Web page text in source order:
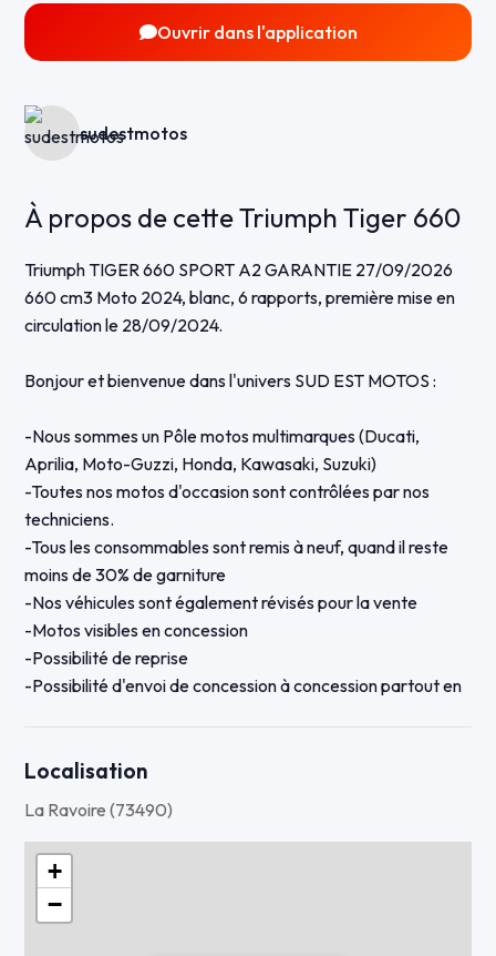
Ouvrir dans l'application
sudestmotos
À propos de cette Triumph Tiger 660
Triumph TIGER 660 SPORT A2 GARANTIE 27/09/2026
660 cm3 Moto 2024, blanc, 6 rapports, première mise en
circulation le 28/09/2024.
Bonjour et bienvenue dans l'univers SUD EST MOTOS :
-Nous sommes un Pôle motos multimarques (Ducati,
Aprilia, Moto-Guzzi, Honda, Kawasaki, Suzuki)
-Toutes nos motos d'occasion sont contrôlées par nos
techniciens.
-Tous les consommables sont remis à neuf, quand il reste
moins de 30% de garniture
-Nos véhicules sont également révisés pour la vente
-Motos visibles en concession
-Possibilité de reprise
-Possibilité d'envoi de concession à concession partout en
Cette Tiger 660 est une première main, elle est bridée A2
-Top case TRIUMPH
-Feux additionnels TRIUMPH
-Selle basse TRIUMPH
-Selle d'origine fournis avec la moto
Localisation
La Ravoire (73490)
+
−